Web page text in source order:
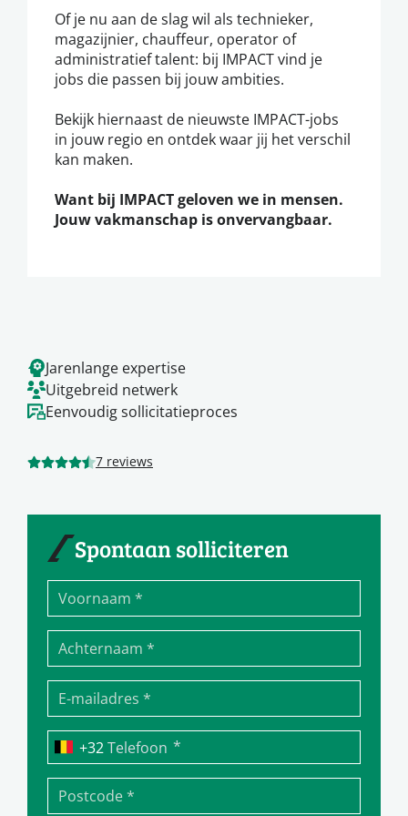
Of je nu aan de slag wil als technieker,
magazijnier, chauffeur, operator of
administratief talent: bij IMPACT vind je
jobs die passen bij jouw ambities.
Bekijk hiernaast de nieuwste IMPACT-jobs
in jouw regio en ontdek waar jij het verschil
kan maken.
Want bij IMPACT geloven we in mensen.
Jouw vakmanschap is onvervangbaar.
Spontaan solliciteren
Telefoon *
Jarenlange expertise
Uitgebreid netwerk
Eenvoudig sollicitatieproces
7 reviews